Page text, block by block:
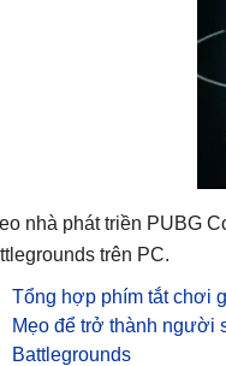
nhà phát triền PUBG
trên PC.
Tổng hợp phím tắt chơi
Mẹo để trở thành người
Battlegrounds